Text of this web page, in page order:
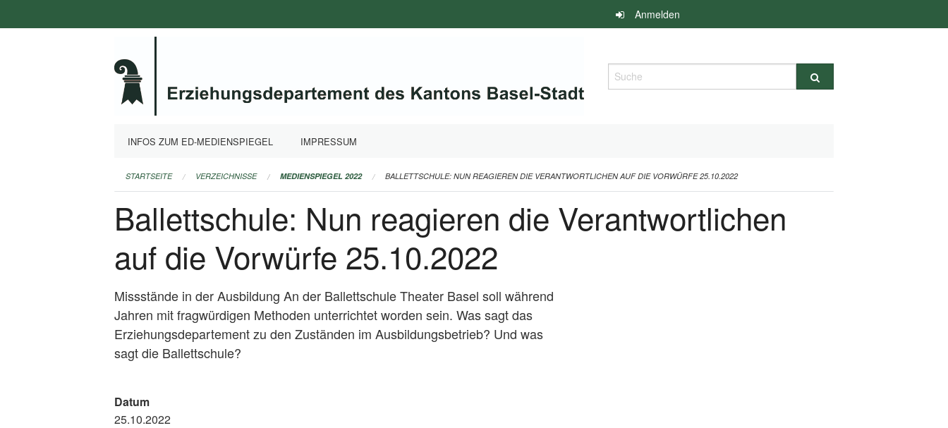
überspringen
Anmelden
Suche
INFOS ZUM ED-MEDIENSPIEGEL IMPRESSUM
STARTSEITE VERZEICHNISSE MEDIENSPIEGEL 2022 BALLETTSCHULE: NUN REAGIEREN DIE VERANTWORTLICHEN AUF DIE VORWÜRFE 25.10.2022
Ballettschule: Nun reagieren die Verantwortlichen
auf die Vorwürfe 25.10.2022
Missstände in der Ausbildung An der Ballettschule Theater Basel soll während
Jahren mit fragwürdigen Methoden unterrichtet worden sein. Was sagt das
Erziehungsdepartement zu den Zuständen im Ausbildungsbetrieb? Und was
sagt die Ballettschule?
Datum
25.10.2022